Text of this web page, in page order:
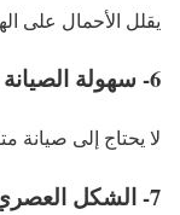
يقلل الأحمال على
6- سهولة الصيانة
لا يحتاج إلى صيانة
7- الشكل العصري